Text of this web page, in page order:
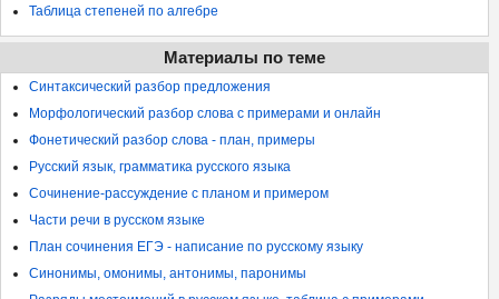
Таблица степеней по алгебре
Материалы по теме
Синтаксический разбор предложения
Морфологический разбор слова с примерами и онлайн
Фонетический разбор слова - план, примеры
Русский язык, грамматика русского языка
Сочинение-рассуждение с планом и примером
Части речи в русском языке
План сочинения ЕГЭ - написание по русскому языку
Синонимы, омонимы, антонимы, паронимы